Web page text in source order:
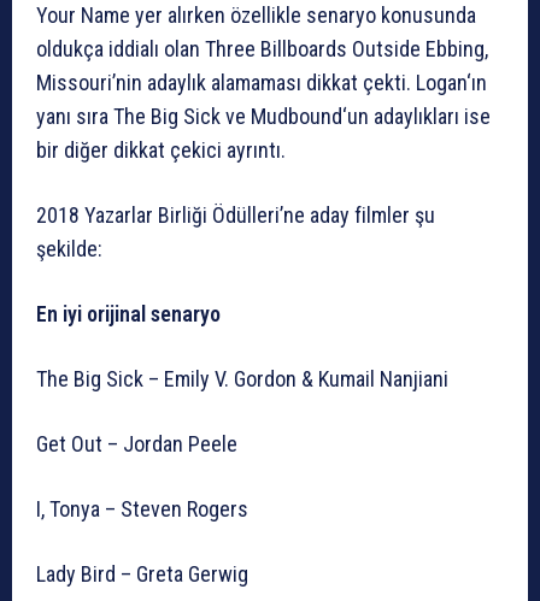
Your Name yer alırken özellikle senaryo konusunda
oldukça iddialı olan Three Billboards Outside Ebbing,
Missouri’nin adaylık alamaması dikkat çekti. Logan‘ın
yanı sıra The Big Sick ve Mudbound‘un adaylıkları ise
bir diğer dikkat çekici ayrıntı.
2018 Yazarlar Birliği Ödülleri’ne aday filmler şu
şekilde:
En iyi orijinal senaryo
The Big Sick – Emily V. Gordon & Kumail Nanjiani
Get Out – Jordan Peele
I, Tonya – Steven Rogers
Lady Bird – Greta Gerwig